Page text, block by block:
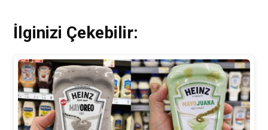
İlginizi Çekebilir: